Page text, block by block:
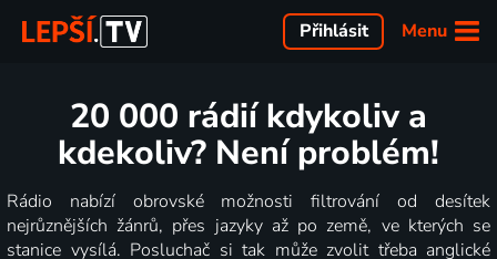
Menu
Přihlásit
20 000 rádií kdykoliv a
kdekoliv? Není problém!
Rádio nabízí obrovské možnosti filtrování od desítek
nejrůznějších žánrů, přes jazyky až po země, ve kterých se
stanice vysílá. Posluchač si tak může zvolit třeba anglické